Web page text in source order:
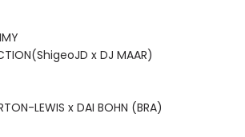
x DJ MAAR)
LEWIS x DAI BOHN (BRA)